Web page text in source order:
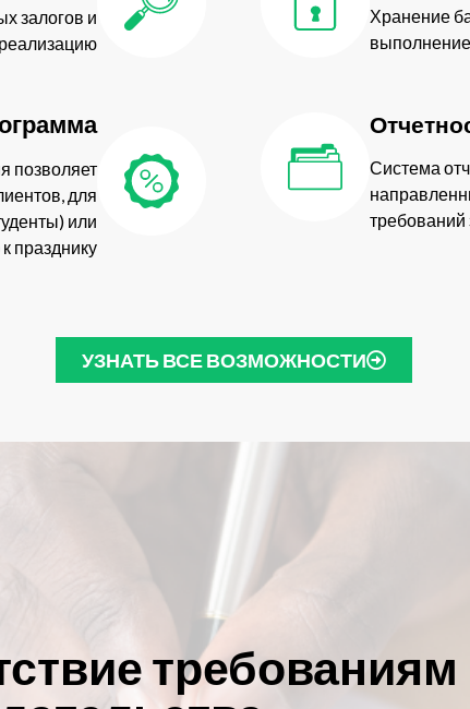
залогов и
Хранение
позволяет
для
или
празднику
Система
требований
УЗНАТЬ ВСЕ ВОЗМОЖНОСТИ
требованиям